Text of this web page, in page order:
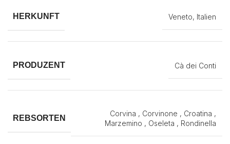
HERKUNFT Veneto, Italien
PRODUZENT Cà dei Conti
REBSORTEN
Corvina , Corvinone , Croatina ,
Marzemino , Oseleta , Rondinella